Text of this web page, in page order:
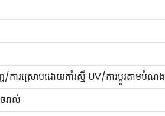
ការ​ស្រោប​ដោយ​កាំរស្មី UV/ការ​ប្ដូរ​តាម​បំណង
រាល់